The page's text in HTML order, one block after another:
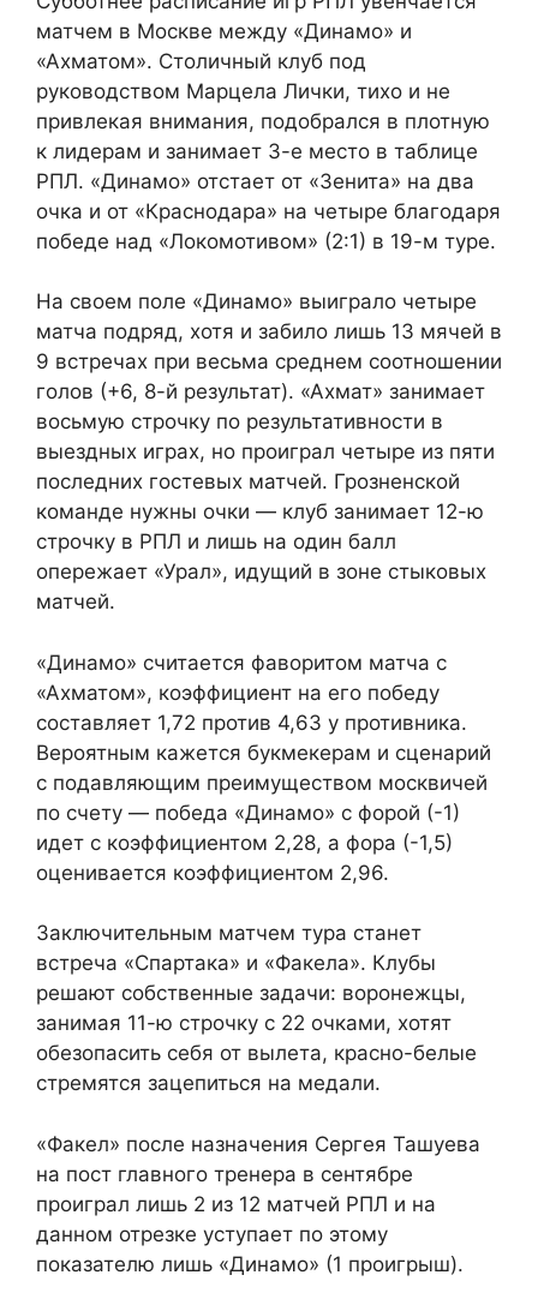
матчем в Москве между «Динамо» и
«Ахматом». Столичный клуб под
руководством Марцела Лички, тихо и не
привлекая внимания, подобрался в плотную
к лидерам и занимает 3-е место в таблице
РПЛ. «Динамо» отстает от «Зенита» на два
очка и от «Краснодара» на четыре благодаря
победе над «Локомотивом» (2:1) в 19-м туре.
На своем поле «Динамо» выиграло четыре
матча подряд, хотя и забило лишь 13 мячей в
9 встречах при весьма среднем соотношении
голов (+6, 8-й результат). «Ахмат» занимает
восьмую строчку по результативности в
выездных играх, но проиграл четыре из пяти
последних гостевых матчей. Грозненской
команде нужны очки — клуб занимает 12-ю
строчку в РПЛ и лишь на один балл
опережает «Урал», идущий в зоне стыковых
матчей.
«Динамо» считается фаворитом матча с
«Ахматом», коэффициент на его победу
составляет 1,72 против 4,63 у противника.
Вероятным кажется букмекерам и сценарий
с подавляющим преимуществом москвичей
по счету — победа «Динамо» с форой (-1)
идет с коэффициентом 2,28, а фора (-1,5)
оценивается коэффициентом 2,96.
Заключительным матчем тура станет
встреча «Спартака» и «Факела». Клубы
решают собственные задачи: воронежцы,
занимая 11-ю строчку с 22 очками, хотят
обезопасить себя от вылета, красно-белые
стремятся зацепиться на медали.
«Факел» после назначения Сергея Ташуева
на пост главного тренера в сентябре
проиграл лишь 2 из 12 матчей РПЛ и на
данном отрезке уступает по этому
показателю лишь «Динамо» (1 проигрыш).